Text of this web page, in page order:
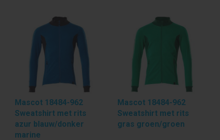
Mascot 18484-962
Sweatshirt met rits
azur blauw/donker
marine
Mascot 18484-962
Sweatshirt met rits
gras groen/groen